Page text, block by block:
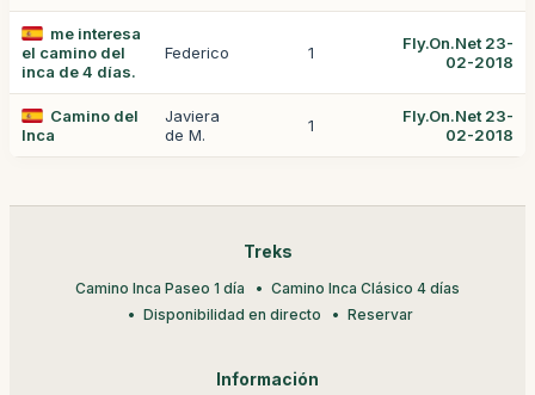
me interesa
el camino del
inca de 4 días.
Federico 1
Fly.On.Net 23-
02-2018
Camino del
Inca
Javiera
de M.
1
Fly.On.Net 23-
02-2018
Treks
Camino Inca Paseo 1 día
Camino Inca Clásico 4 días
Disponibilidad en directo
Reservar
Información